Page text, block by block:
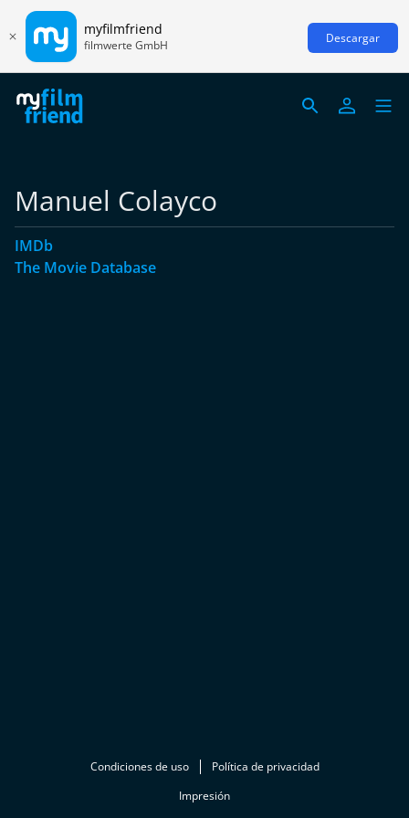
myfilmfriend
filmwerte GmbH Descargar
Manuel Colayco
IMDb
The Movie Database
Condiciones de uso
Política de privacidad
Impresión